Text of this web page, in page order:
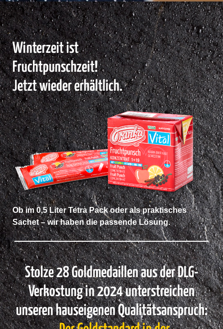
Winterzeit ist
Fruchtpunschzeit!
Jetzt wieder erhältlich.
Ob im 0,5 Liter Tetra Pack oder als praktisches
Sachet – wir haben die passende Lösung.
Stolze28Goldmedaillen aus der DLG-
Verkostung in 2024 unterstreichen
unseren hauseigenen Qualitätsanspruch: